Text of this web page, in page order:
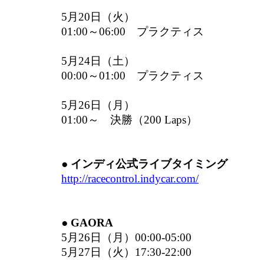
5月20日（火）
01:00～06:00 プラクティス
5月24日（土）
00:00～01:00 プラクティス
5月26日（月）
01:00～ 決勝（200 Laps）
● インディ公式ライブタイミング
http://racecontrol.indycar.com/
● GAORA
5月26日（月）00:00-05:00
5月27日（火）17:30-22:00